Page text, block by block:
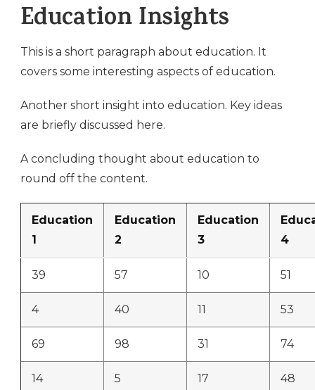
Education Insights
This is a short paragraph about education. It
covers some interesting aspects of education.
Another short insight into education. Key ideas
are briefly discussed here.
A concluding thought about education to
round off the content.
Education
1
Education
2
Education
3
4
39 57 10 51
4 40 11 53
69 98 31 74
14 5 17 48